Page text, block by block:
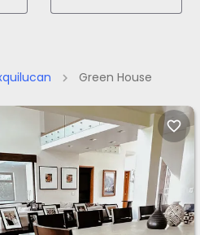
chevron_right Green House
favorite_border